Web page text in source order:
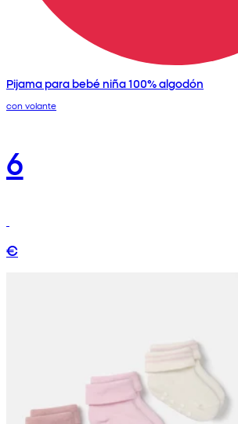
Pijama para bebé niña 100% algodón
con volante
6
€